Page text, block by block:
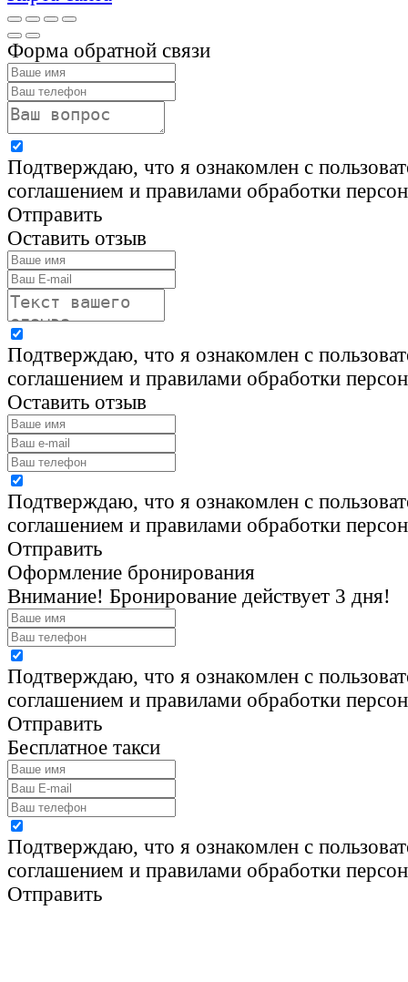
Форма обратной связи
Подтверждаю, что я ознакомлен с
соглашением и правилами обработки
Отправить
Оставить отзыв
Подтверждаю, что я ознакомлен с
соглашением и правилами обработки
Оставить отзыв
Подтверждаю, что я ознакомлен с
соглашением и правилами обработки
Отправить
Оформление бронирования
Внимание! Бронирование действует 3 дня!
Подтверждаю, что я ознакомлен с
соглашением и правилами обработки
Отправить
Бесплатное такси
Подтверждаю, что я ознакомлен с
соглашением и правилами обработки
Отправить